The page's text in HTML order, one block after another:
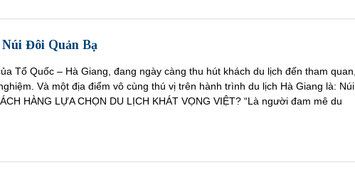
Đôi Quản Bạ
Tổ Quốc – Hà Giang, đang ngày càng thu hút khách du lịch đến tham quan,
Và một địa điểm vô cùng thú vị trên hành trình du lịch Hà Giang là: Núi
HÀNG LỰA CHỌN DU LỊCH KHÁT VỌNG VIỆT? “Là người đam mê du